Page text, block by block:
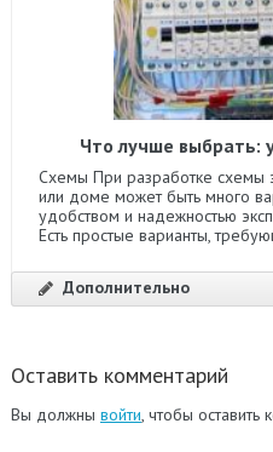
Что лучше выбрать:
Схемы При разработке схемы
или доме может быть много
удобством и надежностью
Есть простые варианты,
Дополнительно
Оставить комментарий
Вы должны войти , чтобы оставить